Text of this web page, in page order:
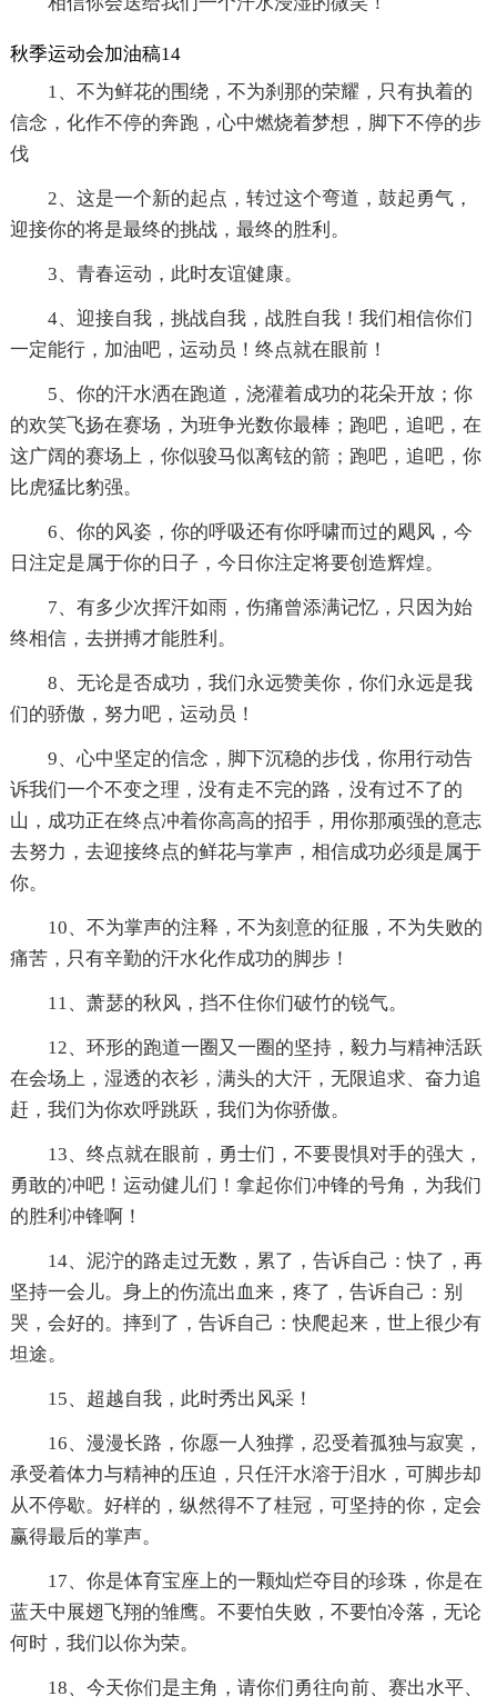
秋季运动会加油稿14
1、不为鲜花的围绕，不为刹那的荣耀，只有执着的
信念，化作不停的奔跑，心中燃烧着梦想，脚下不停的步
伐
2、这是一个新的起点，转过这个弯道，鼓起勇气，
迎接你的将是最终的挑战，最终的胜利。
3、青春运动，此时友谊健康。
4、迎接自我，挑战自我，战胜自我！我们相信你们
一定能行，加油吧，运动员！终点就在眼前！
5、你的汗水洒在跑道，浇灌着成功的花朵开放；你
的欢笑飞扬在赛场，为班争光数你最棒；跑吧，追吧，在
这广阔的赛场上，你似骏马似离铉的箭；跑吧，追吧，你
比虎猛比豹强。
6、你的风姿，你的呼吸还有你呼啸而过的飓风，今
日注定是属于你的日子，今日你注定将要创造辉煌。
7、有多少次挥汗如雨，伤痛曾添满记忆，只因为始
终相信，去拼搏才能胜利。
8、无论是否成功，我们永远赞美你，你们永远是我
们的骄傲，努力吧，运动员！
9、心中坚定的信念，脚下沉稳的步伐，你用行动告
诉我们一个不变之理，没有走不完的路，没有过不了的
山，成功正在终点冲着你高高的招手，用你那顽强的意志
去努力，去迎接终点的鲜花与掌声，相信成功必须是属于
你。
10、不为掌声的注释，不为刻意的征服，不为失败的
痛苦，只有辛勤的汗水化作成功的脚步！
11、萧瑟的秋风，挡不住你们破竹的锐气。
12、环形的跑道一圈又一圈的坚持，毅力与精神活跃
在会场上，湿透的衣衫，满头的大汗，无限追求、奋力追
赶，我们为你欢呼跳跃，我们为你骄傲。
13、终点就在眼前，勇士们，不要畏惧对手的强大，
勇敢的冲吧！运动健儿们！拿起你们冲锋的号角，为我们
的胜利冲锋啊！
14、泥泞的路走过无数，累了，告诉自己：快了，再
坚持一会儿。身上的伤流出血来，疼了，告诉自己：别
哭，会好的。摔到了，告诉自己：快爬起来，世上很少有
坦途。
15、超越自我，此时秀出风采！
16、漫漫长路，你愿一人独撑，忍受着孤独与寂寞，
承受着体力与精神的压迫，只任汗水溶于泪水，可脚步却
从不停歇。好样的，纵然得不了桂冠，可坚持的你，定会
赢得最后的掌声。
17、你是体育宝座上的一颗灿烂夺目的珍珠，你是在
蓝天中展翅飞翔的雏鹰。不要怕失败，不要怕冷落，无论
何时，我们以你为荣。
18、今天你们是主角，请你们勇往向前、赛出水平、